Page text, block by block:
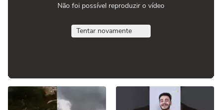
Não foi possível reproduzir o vídeo
Tentar novamente